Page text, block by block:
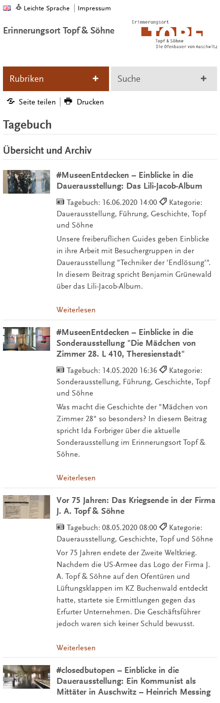
Leichte Sprache Impressum
Erinnerungsort Topf & Söhne
Rubriken Suche
Seite teilen Drucken
Tagebuch
Übersicht und Archiv
#MuseenEntdecken – Einblicke in die
Dauerausstellung: Das Lili-Jacob-Album
Tagebuch: 16.06.2020 14:00
Kategorie:
Dauerausstellung, Führung, Geschichte, Topf
und Söhne
Unsere freiberuflichen Guides geben Einblicke
in ihre Arbeit mit Besuchergruppen in der
Dauerausstellung "Techniker der 'Endlösung'".
In diesem Beitrag spricht Benjamin Grünewald
über das Lili-Jacob-Album.
Weiterlesen
#MuseenEntdecken – Einblicke in die
Sonderausstellung "Die Mädchen von
Zimmer 28. L 410, Theresienstadt"
Tagebuch: 14.05.2020 16:36
Kategorie:
Sonderausstellung, Führung, Geschichte, Topf
und Söhne
Was macht die Geschichte der "Mädchen von
Zimmer 28" so besonders? In diesem Beitrag
spricht Ida Forbriger über die aktuelle
Sonderausstellung im Erinnerungsort Topf &
Söhne.
Weiterlesen
Vor 75 Jahren: Das Kriegsende in der Firma
J. A. Topf & Söhne
Tagebuch: 08.05.2020 08:00
Kategorie:
Dauerausstellung, Geschichte, Topf und Söhne
Vor 75 Jahren endete der Zweite Weltkrieg.
Nachdem die US-Armee das Logo der Firma J.
A. Topf & Söhne auf den Ofentüren und
Lüftungsklappen im KZ Buchenwald entdeckt
hatte, startete sie Ermittlungen gegen das
Erfurter Unternehmen. Die Geschäftsführer
jedoch waren sich keiner Schuld bewusst.
Weiterlesen
#closedbutopen – Einblicke in die
Dauerausstellung: Ein Kommunist als
Mittäter in Auschwitz – Heinrich Messing